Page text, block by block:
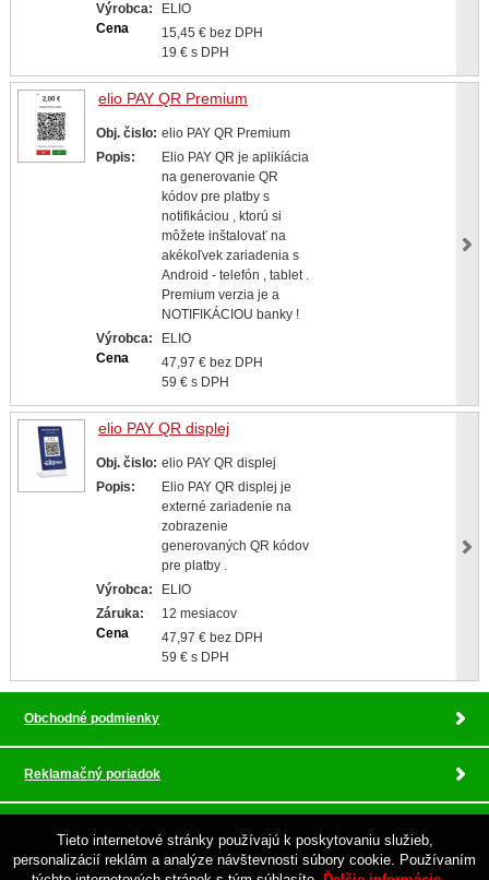
Výrobca:
ELIO
Cena
15,45 € bez DPH
19 € s DPH
elio PAY QR Premium
Obj. čislo: elio PAY QR Premium
Popis:
Elio PAY QR je aplikíácia
na generovanie QR
kódov pre platby s
notifikáciou , ktorú si
môžete inštalovať na
akékoľvek zariadenia s
Android - telefón , tablet .
Premium verzia je a
NOTIFIKÁCIOU banky !
Výrobca:
ELIO
Cena
47,97 € bez DPH
59 € s DPH
elio PAY QR displej
Obj. čislo: elio PAY QR displej
Popis:
Elio PAY QR displej je
externé zariadenie na
zobrazenie
generovaných QR kódov
pre platby .
Výrobca:
ELIO
Záruka:
12 mesiacov
Cena
47,97 € bez DPH
59 € s DPH
Obchodné podmienky
Reklamačný poriadok
Tieto internetové stránky používajú k poskytovaniu služieb,
personalizácií reklám a analýze návštevnosti súbory cookie. Používaním